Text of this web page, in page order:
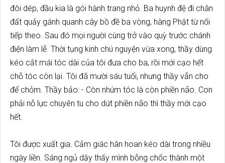
đôi dép, đầu kia là gói hành trang nhỏ. Ba huynh đệ đi chân
đất quảy gánh quanh cây bồ đề ba vòng, hàng Phật từ nối
tiếp theo. Sau đó mọi người cùng trở vào quỳ trước chánh
điện làm lễ. Thời tụng kinh chú nguyện vừa xong, thầy dùng
kéo cắt mái tóc dài của tôi đưa cho ba, rồi mới cạo hết
chỗ tóc còn lại. Tôi đã mười sáu tuổi, nhưng thầy vẫn cho
để chỏm. Thầy bảo: - Còn nhúm tóc là còn phiền não. Con
phải nỗ lực chuyên tu cho dứt phiền não thì thầy mới cạo
hết.
Tôi được xuất gia. Cảm giác hân hoan kéo dài trong nhiều
ngày liền. Sáng ngủ dậy thấy mình bỗng chốc thành một